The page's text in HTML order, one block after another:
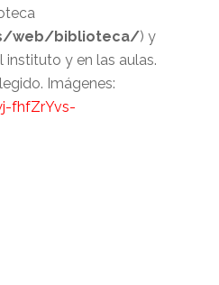
web/biblioteca/) y
y en las aulas.
Imágenes:
fhfZrYvs-